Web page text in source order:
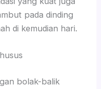
pada dinding
di kemudian hari.
bolak-balik